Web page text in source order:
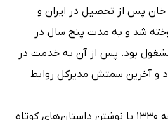
خان پس از تحصیل در ایران و
شد و به مدت پنج سال در
بود. پس از آن به خدمت در
و آخرین سمتش مدیرکل روابط
وی کار نویسندگی را در اوایل دهه ۱۳۳۰ با نوشتن داستان‌های کوتاه